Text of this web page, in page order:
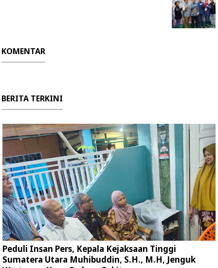
KOMENTAR
BERITA TERKINI
Peduli Insan Pers, Kepala Kejaksaan Tinggi
Sumatera Utara Muhibuddin, S.H., M.H, Jenguk